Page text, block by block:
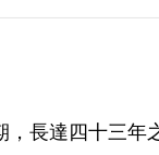
，長達四十三年